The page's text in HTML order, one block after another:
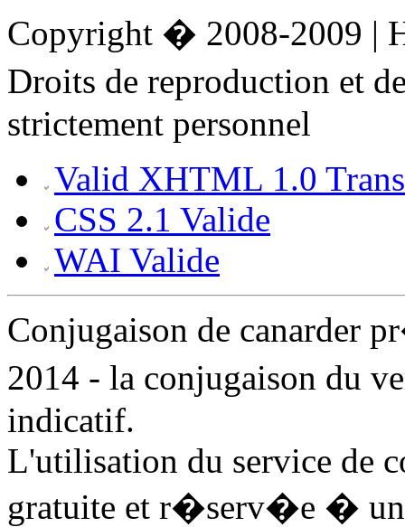
Copyright � 2008-2009 |
Droits de reproduction et
strictement personnel
Valid XHTML 1.0
CSS 2.1 Valide
WAI Valide
Conjugaison de
2014 - la conjugaison du
indicatif.
L'utilisation du service de
gratuite et r�serv�e � un